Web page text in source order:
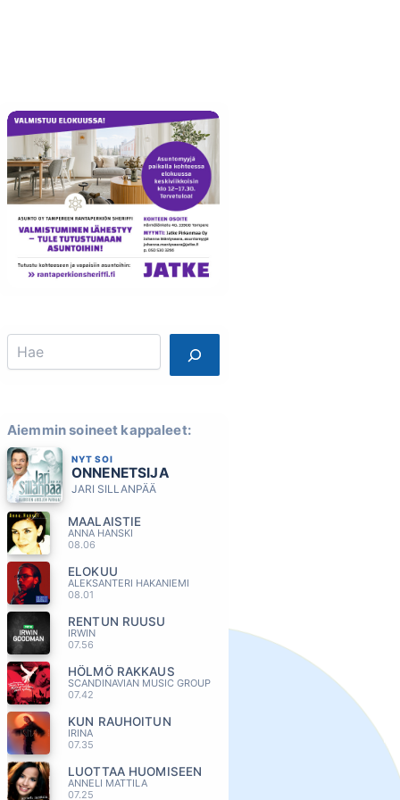
Search
Aiemmin soineet kappaleet:
NYT SOI
ONNENETSIJA
JARI SILLANPÄÄ
MAALAISTIE
ANNA HANSKI
08.06
ELOKUU
ALEKSANTERI HAKANIEMI
08.01
RENTUN RUUSU
IRWIN
07.56
HÖLMÖ RAKKAUS
SCANDINAVIAN MUSIC GROUP
07.42
KUN RAUHOITUN
IRINA
07.35
LUOTTAA HUOMISEEN
ANNELI MATTILA
07.25